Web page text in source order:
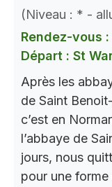
(Niveau : * -
Rendez-vous
Départ : St
Après les
de Saint
c’est en
l’abbaye de
jours, nous
pour une